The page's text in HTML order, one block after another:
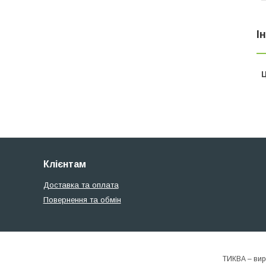
Клієнтам
Доставка та оплата
Повернення та обмін